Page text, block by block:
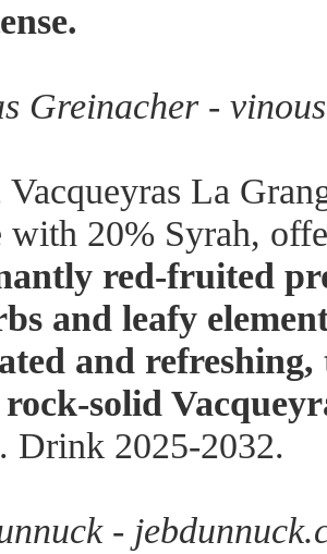
Greinacher -
La
with 20% Syrah,
red-fruited
and leafy
and
rock-solid
. Drink 2025-2032.
-